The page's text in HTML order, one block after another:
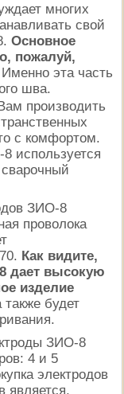
многих
свой
Основное
пожалуй,
эта часть
шва.
производить
с комфортом.
используется
ЗИО-8
проволока
Как видите,
дает высокую
изделие
также будет
ЗИО-8
4 и 5
электродов
является,